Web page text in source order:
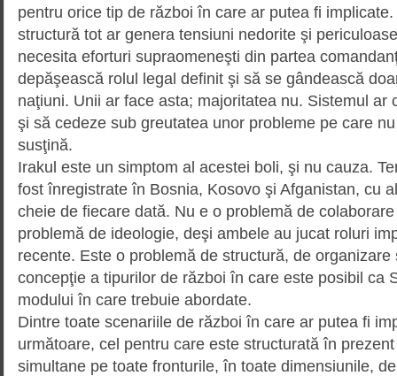
pentru orice tip de război în care ar putea fi
structură tot ar genera ten­siu­ni nedorite şi
necesita eforturi supraomeneşti din partea
depăşească rolul legal definit şi să se gândească
naţiuni. Unii ar face asta; majoritatea nu. Sistemul ar
şi să cedeze sub greutatea unor pro­ble­me pe care
susţină.
Irakul este un simptom al acestei boli, şi nu cauza.
fost înregistrate în Bosnia, Kosovo şi Afganistan, cu
cheie de fiecare dată. Nu e o problemă de
problemă de ideologie, deşi am­bele au jucat roluri
recente. Este o problemă de struc­tură, de
concepţie a tipurilor de război în care este posibil ca
modului în care trebuie abordate.
Dintre toate scenariile de război în care ar putea fi
următoare, cel pentru care este structurată în
simultane pe toate fronturile, în toate dimensiunile,